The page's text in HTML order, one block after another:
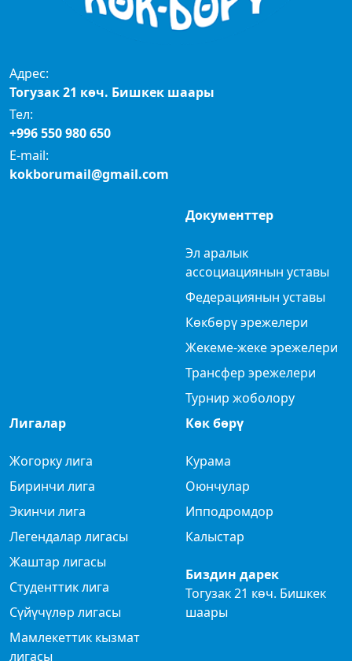
Адрес:
Тогузак 21 көч. Бишкек шаары
Тел:
+996 550 980 650
E-mail:
kokborumail@gmail.com
Документтер
Эл аралык
ассоциациянын уставы
Федерациянын уставы
Көкбөрү эрежелери
Жекеме-жеке эрежелери
Трансфер эрежелери
Турнир жоболору
Лигалар
Жогорку лига
Биринчи лига
Экинчи лига
Легендалар лигасы
Жаштар лигасы
Студенттик лига
Сүйүчүлөр лигасы
Мамлекеттик кызмат
лигасы
Көк бөрү
Курама
Оюнчулар
Ипподромдор
Калыстар
Биздин дарек
Тогузак 21 көч. Бишкек
шаары